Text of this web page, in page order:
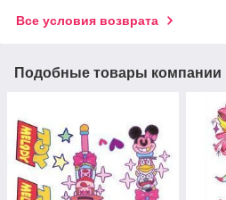
Все условия возврата
Подобные товары компании